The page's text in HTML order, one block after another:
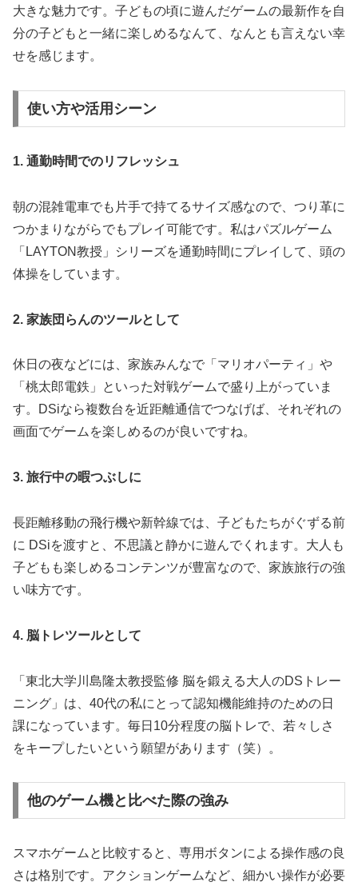
大きな魅力です。子どもの頃に遊んだゲームの最新作を自
分の子どもと一緒に楽しめるなんて、なんとも言えない幸
せを感じます。
使い方や活用シーン
1. 通勤時間でのリフレッシュ
朝の混雑電車でも片手で持てるサイズ感なので、つり革に
つかまりながらでもプレイ可能です。私はパズルゲーム
「LAYTON教授」シリーズを通勤時間にプレイして、頭の
体操をしています。
2. 家族団らんのツールとして
休日の夜などには、家族みんなで「マリオパーティ」や
「桃太郎電鉄」といった対戦ゲームで盛り上がっていま
す。DSiなら複数台を近距離通信でつなげば、それぞれの
画面でゲームを楽しめるのが良いですね。
3. 旅行中の暇つぶしに
長距離移動の飛行機や新幹線では、子どもたちがぐずる前
に DSiを渡すと、不思議と静かに遊んでくれます。大人も
子どもも楽しめるコンテンツが豊富なので、家族旅行の強
い味方です。
4. 脳トレツールとして
「東北大学川島隆太教授監修 脳を鍛える大人のDSトレー
ニング」は、40代の私にとって認知機能維持のための日
課になっています。毎日10分程度の脳トレで、若々しさ
をキープしたいという願望があります（笑）。
他のゲーム機と比べた際の強み
スマホゲームと比較すると、専用ボタンによる操作感の良
さは格別です。アクションゲームなど、細かい操作が必要